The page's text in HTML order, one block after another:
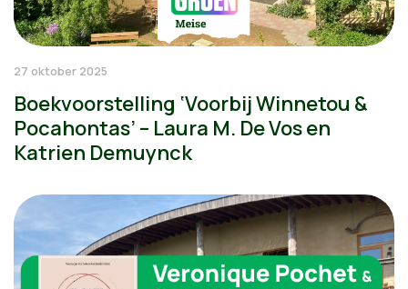
27 oktober 2025
Boekvoorstelling ‘Voorbij Winnetou &
Pocahontas’ – Laura M. De Vos en
Katrien Demuynck